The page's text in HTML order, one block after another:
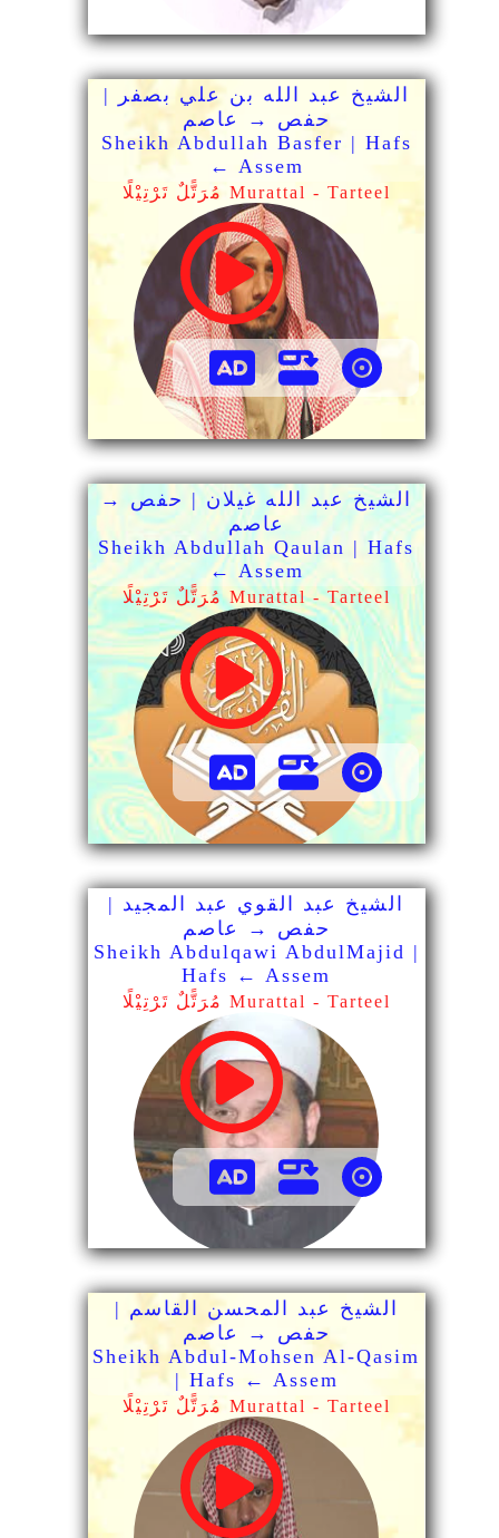
الشيخ عبد الله بن علي بصفر |
حفص → عاصم
Sheikh Abdullah Basfer | Hafs
← Assem
مُرَتًّلٌ تَرْتِيْلًا Murattal - Tarteel
الشيخ عبد الله غيلان | حفص →
عاصم
Sheikh Abdullah Qaulan | Hafs
← Assem
مُرَتًّلٌ تَرْتِيْلًا Murattal - Tarteel
الشيخ عبد القوي عبد المجيد |
حفص → عاصم
Sheikh Abdulqawi AbdulMajid |
Hafs ← Assem
مُرَتًّلٌ تَرْتِيْلًا Murattal - Tarteel
الشيخ عبد المحسن القاسم |
حفص → عاصم
Sheikh Abdul-Mohsen Al-Qasim
| Hafs ← Assem
مُرَتًّلٌ تَرْتِيْلًا Murattal - Tarteel